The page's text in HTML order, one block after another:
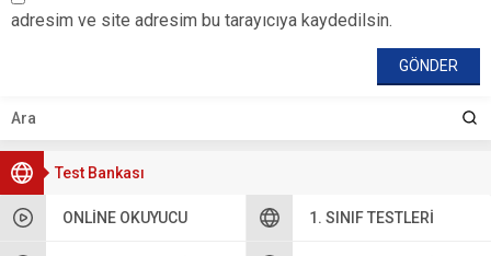
Test Bankası
ONLINE OKUYUCU 1. SINIF TESTLERI
adresim ve site adresim bu tarayıcıya kaydedilsin.